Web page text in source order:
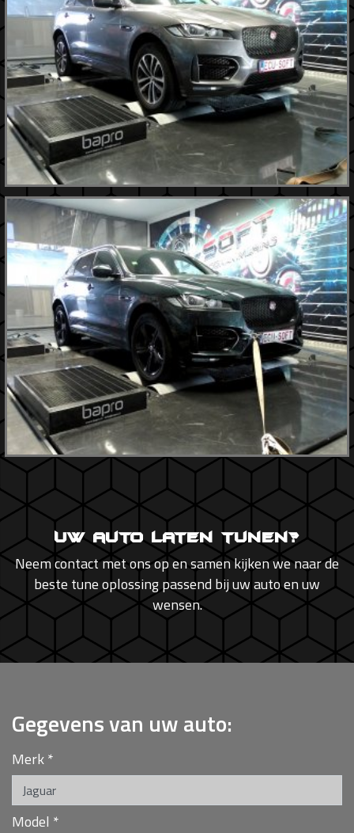
Uw auto laten tunen?
Neem contact met ons op en samen kijken we naar de
beste tune oplossing passend bij uw auto en uw
wensen.
Gegevens van uw auto:
Merk*
Model *